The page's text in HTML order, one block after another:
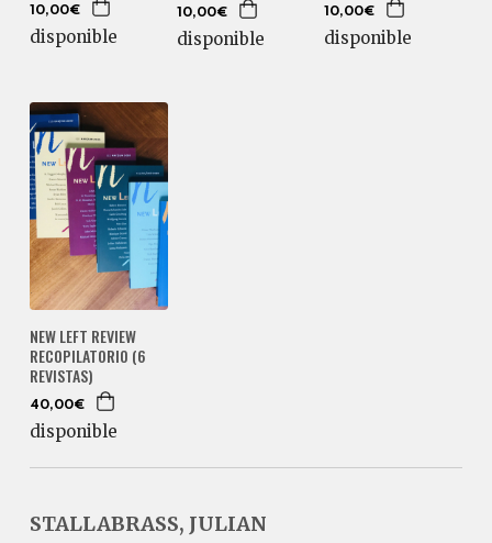
10,00€
disponible
10,00€
disponible
10,00€
disponible
NEW LEFT REVIEW
RECOPILATORIO (6
REVISTAS)
40,00€
disponible
STALLABRASS, JULIAN